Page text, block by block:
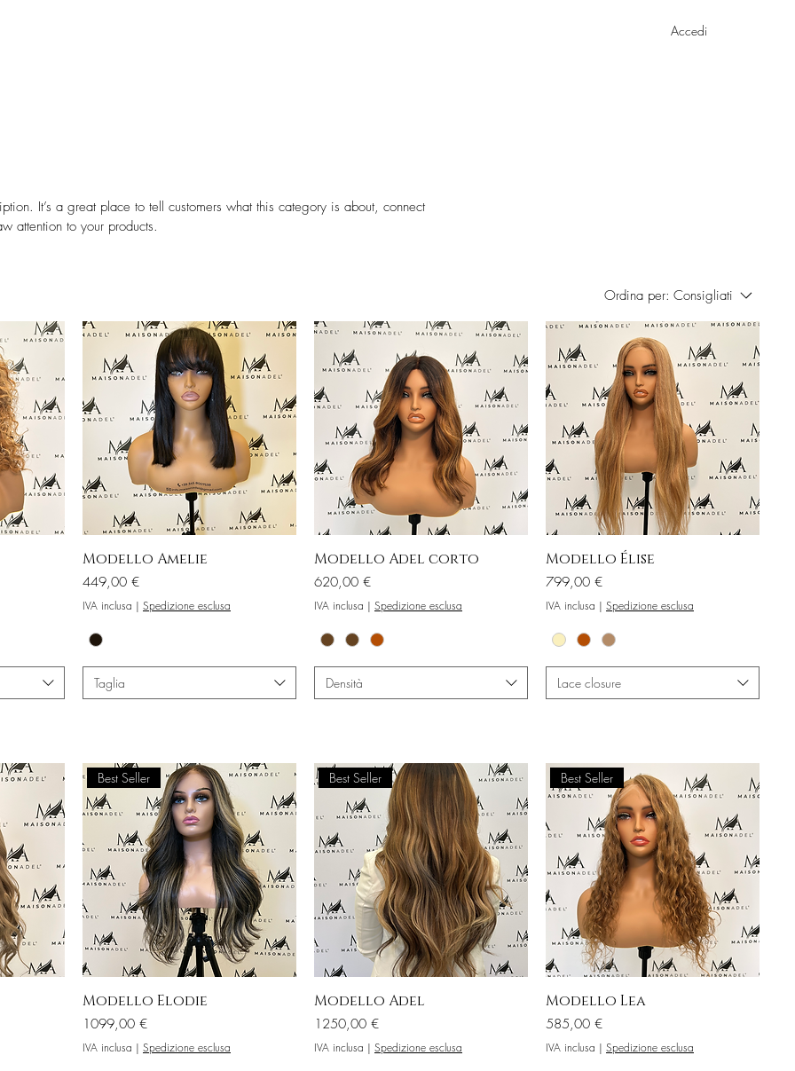
Accedi
It’s a great place to tell customers what this category is about, connect
attention to your products.
Ordina per: Consigliati
Modello Amelie
Prezzo
449,00 €
IVA inclusa | Spedizione esclusa
Taglia
Modello Adel corto
Prezzo
620,00 €
IVA inclusa | Spedizione esclusa
Densità
Modello Élise
Prezzo
799,00 €
IVA inclusa | Spedizione esclusa
Lace closure
Best Seller
Modello Elodie
Prezzo
1099,00 €
IVA inclusa | Spedizione esclusa
Best Seller
Modello Adel
Prezzo
1250,00 €
IVA inclusa | Spedizione esclusa
Best Seller
Modello Lea
Prezzo
585,00 €
IVA inclusa | Spedizione esclusa